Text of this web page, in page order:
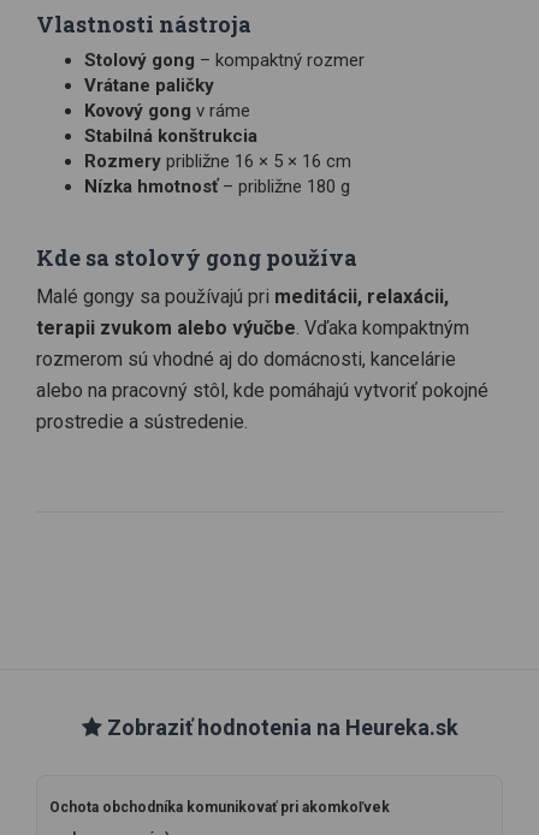
Vlastnosti nástroja
Stolový gong – kompaktný rozmer
Vrátane paličky
Kovový gong v ráme
Stabilná konštrukcia
Rozmery približne 16 × 5 × 16 cm
Nízka hmotnosť– približne 180 g
Kde sa stolový gong používa
Malé gongy sa používajú pri meditácii, relaxácii,
terapii zvukom alebo výučbe. Vďaka kompaktným
rozmerom sú vhodné aj do domácnosti, kancelárie
alebo na pracovný stôl, kde pomáhajú vytvoriť pokojné
prostredie a sústredenie.
Zobraziť hodnotenia na Heureka.sk
Ochota obchodníka komunikovať pri akomkoľvek